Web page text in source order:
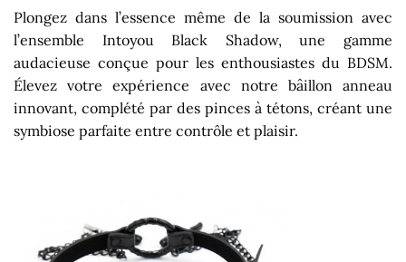
Plongez dans l’essence même de la soumission avec
l’ensemble Intoyou Black Shadow, une gamme
audacieuse conçue pour les enthousiastes du BDSM.
Élevez votre expérience avec notre bâillon anneau
innovant, complété par des pinces à tétons, créant une
symbiose parfaite entre contrôle et plaisir.